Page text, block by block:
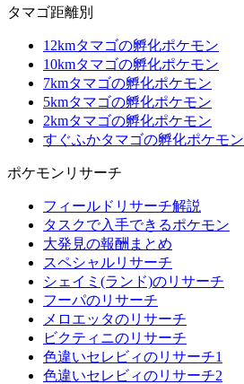
タマゴ距離別
12kmタマゴの孵化ポケモン
10kmタマゴの孵化ポケモン
7kmタマゴの孵化ポケモン
5kmタマゴの孵化ポケモン
2kmタマゴの孵化ポケモン
すぐふかタマゴの孵化ポケモン
ポケモンリサーチ
フィールドリサーチ解説
タスクで入手できるポケモン
大発見の報酬まとめ
スペシャルリサーチ
シェイミ(ランド)のリサーチ
フーパのリサーチ
メロエッタのリサーチ
ビクティニのリサーチ
色違いセレビィのリサーチ1
色違いセレビィのリサーチ2